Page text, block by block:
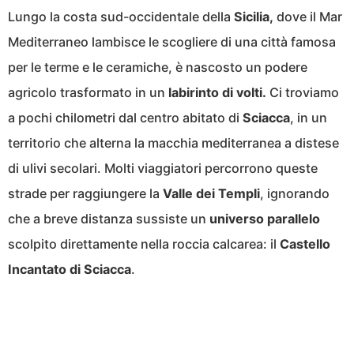
Lungo la costa sud-occidentale della Sicilia, dove il Mar
Mediterraneo lambisce le scogliere di una città famosa
per le terme e le ceramiche, è nascosto un podere
agricolo trasformato in un labirinto di volti. Ci troviamo
a pochi chilometri dal centro abitato di Sciacca, in un
territorio che alterna la macchia mediterranea a distese
di ulivi secolari. Molti viaggiatori percorrono queste
strade per raggiungere la Valle dei Templi, ignorando
che a breve distanza sussiste un universo parallelo
scolpito direttamente nella roccia calcarea: il Castello
Incantato di Sciacca.